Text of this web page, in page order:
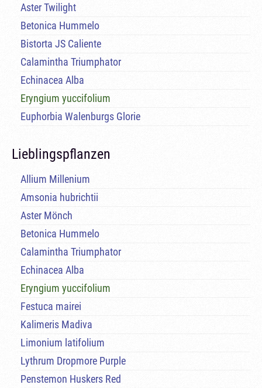
Aster Twilight
Betonica Hummelo
Bistorta JS Caliente
Calamintha Triumphator
Echinacea Alba
Eryngium yuccifolium
Euphorbia Walenburgs Glorie
Lieblingspflanzen
Allium Millenium
Amsonia hubrichtii
Aster Mönch
Betonica Hummelo
Calamintha Triumphator
Echinacea Alba
Eryngium yuccifolium
Festuca mairei
Kalimeris Madiva
Limonium latifolium
Lythrum Dropmore Purple
Penstemon Huskers Red